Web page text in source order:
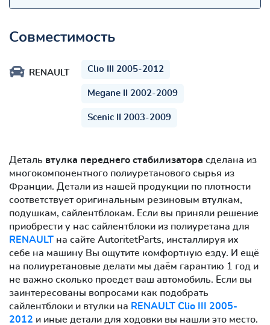
Совместимость
RENAULT Clio III 2005-2012
Megane II 2002-2009
Scenic II 2003-2009
Деталь втулка переднего стабилизатора сделана из
многокомпонентного полиуретанового сырья из
Франции. Детали из нашей продукции по плотности
соответствует оригинальным резиновым втулкам,
подушкам, сайлентблокам. Если вы приняли решение
приобрести у нас сайлентблоки из полиуретана для
RENAULT на сайте AutoritetParts, инсталлируя их
себе на машину Вы ощутите комфортную езду. И ещё
на полиуретановые делати мы даём гарантию 1 год и
не важно сколько проедет ваш автомобиль. Если вы
заинтересованы вопросами как подобрать
сайлентблоки и втулки на RENAULT Clio III 2005-
2012 и иные детали для ходовки вы нашли это место.